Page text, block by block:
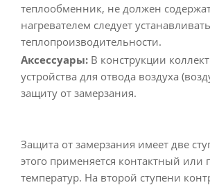
теплообменник, не должен
нагревателем следует
теплопроизводительности.
Аксессуары: В конструкции
устройства для отвода воздуха
защиту от замерзания.
Защита от замерзания имеет две
этого применяется контактный или
температур. На второй ступени